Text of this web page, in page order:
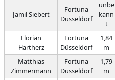
Jamil Siebert
Fortuna
Düsseldorf
unbe
kann
t
Florian
Hartherz
Fortuna
Düsseldorf
1,84
m
Matthias
Zimmermann
Fortuna
Düsseldorf
1,79
m